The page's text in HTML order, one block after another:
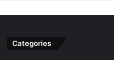
Categories